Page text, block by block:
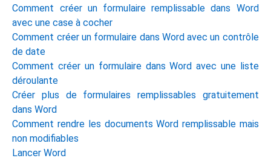
Comment créer un formulaire remplissable dans Word
avec une case à cocher
Comment créer un formulaire dans Word avec un contrôle
de date
Comment créer un formulaire dans Word avec une liste
déroulante
Créer plus de formulaires remplissables gratuitement
dans Word
Comment rendre les documents Word remplissable mais
non modifiables
Lancer Word